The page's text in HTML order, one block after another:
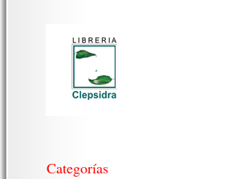
Categorías